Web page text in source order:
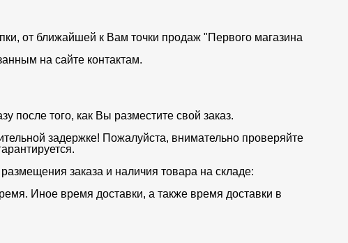
от ближайшей к Вам точки продаж "Первого магазина
на сайте контактам.
после того, как Вы разместите свой заказ.
задержке! Пожалуйста, внимательно проверяйте
заказа и наличия товара на складе:
Иное время доставки, а также время доставки в